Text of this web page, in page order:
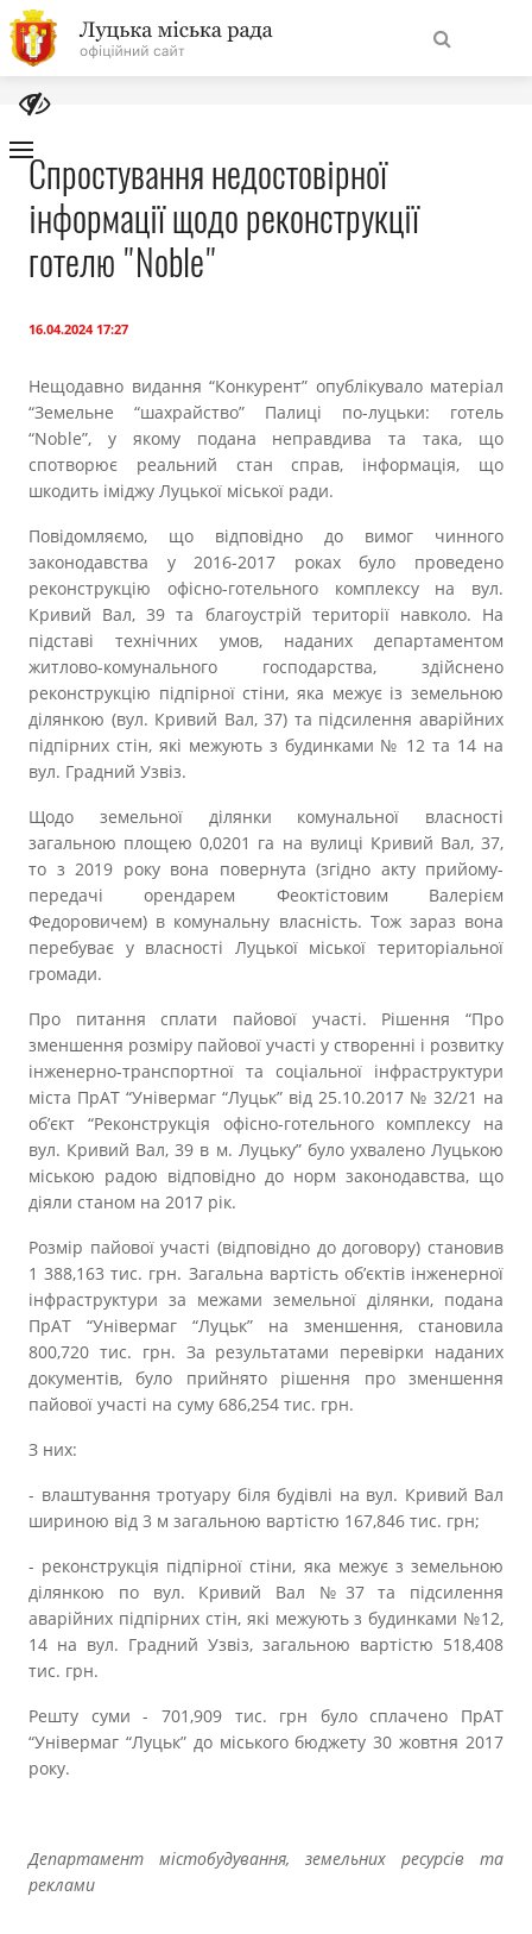
На
головну
Навігація
сайту
Про місто
Бюджет
Публічна інформація
Прозорість влади
Документи
Спростування недостовірної
інформації щодо реконструкції
готелю "Noble"
16.04.2024 17:27
Нещодавно видання “Конкурент” опублікувало матеріал
“Земельне “шахрайство” Палиці по-луцьки: готель
“Noble”, у якому подана неправдива та така, що
спотворює реальний стан справ, інформація, що
шкодить іміджу Луцької міської ради.
Повідомляємо, що відповідно до вимог чинного
законодавства у 2016-2017 роках було проведено
реконструкцію офісно-готельного комплексу на вул.
Кривий Вал, 39 та благоустрій території навколо. На
підставі технічних умов, наданих департаментом
житлово-комунального господарства, здійснено
реконструкцію підпірної стіни, яка межує із земельною
ділянкою (вул. Кривий Вал, 37) та підсилення аварійних
підпірних стін, які межують з будинками № 12 та 14 на
вул. Градний Узвіз.
Щодо земельної ділянки комунальної власності
загальною площею 0,0201 га на вулиці Кривий Вал, 37,
то з 2019 року вона повернута (згідно акту прийому-
передачі орендарем Феоктістовим Валерієм
Федоровичем) в комунальну власність. Тож зараз вона
перебуває у власності Луцької міської територіальної
громади.
Про питання сплати пайової участі. Рішення “Про
зменшення розміру пайової участі у створенні і розвитку
інженерно-транспортної та соціальної інфраструктури
міста ПрАТ “Універмаг “Луцьк” від 25.10.2017 № 32/21 на
об’єкт “Реконструкція офісно-готельного комплексу на
вул. Кривий Вал, 39 в м. Луцьку” було ухвалено Луцькою
міською радою відповідно до норм законодавства, що
діяли станом на 2017 рік.
Розмір пайової участі (відповідно до договору) становив
1 388,163 тис. грн. Загальна вартість об’єктів інженерної
інфраструктури за межами земельної ділянки, подана
ПрАТ “Універмаг “Луцьк” на зменшення, становила
800,720 тис. грн. За результатами перевірки наданих
документів, було прийнято рішення про зменшення
пайової участі на суму 686,254 тис. грн.
З них:
- влаштування тротуару біля будівлі на вул. Кривий Вал
шириною від 3 м загальною вартістю 167,846 тис. грн;
- реконструкція підпірної стіни, яка межує з земельною
ділянкою по вул. Кривий Вал №37 та підсилення
аварійних підпірних стін, які межують з будинками №12,
14 на вул. Градний Узвіз, загальною вартістю 518,408
тис. грн.
Решту суми - 701,909 тис. грн було сплачено ПрАТ
“Універмаг “Луцьк” до міського бюджету 30 жовтня 2017
року.
Департамент містобудування, земельних ресурсів та
реклами